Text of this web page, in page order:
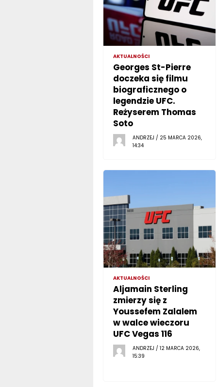
AKTUALNOŚCI
Georges St-Pierre
doczeka się filmu
biograficznego o
legendzie UFC.
Reżyserem Thomas
Soto
ANDRZEJ / 25 MARCA 2026,
14:34
AKTUALNOŚCI
Aljamain Sterling
zmierzy się z
Youssefem Zalalem
w walce wieczoru
UFC Vegas 116
ANDRZEJ / 12 MARCA 2026,
15:39